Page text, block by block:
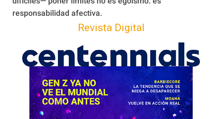
responsabilidad afectiva.
Revista Digital